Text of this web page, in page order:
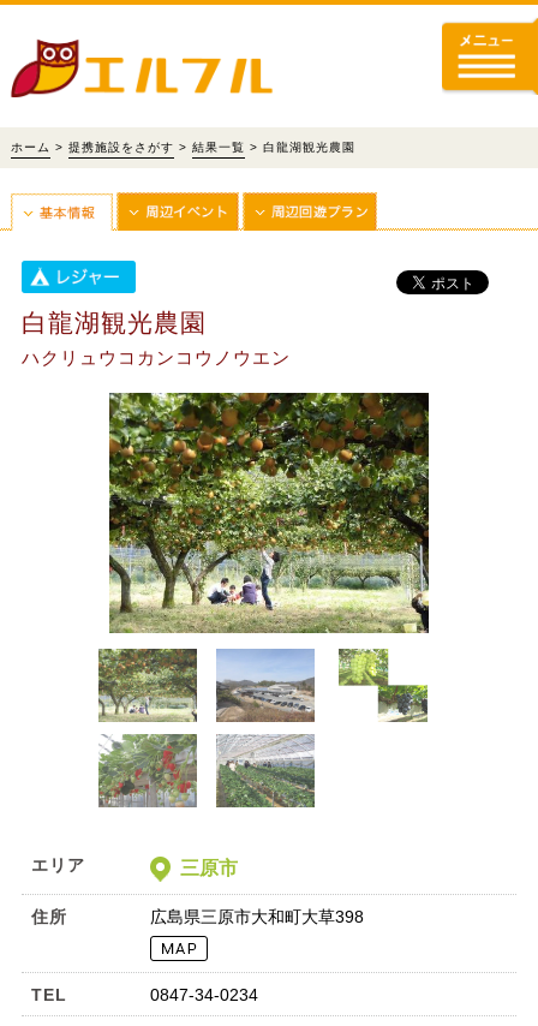
ホーム > 提携施設をさがす > 結果一覧 > 白龍湖観光農園
白龍湖観光農園
ハクリュウコカンコウノウエン
エリア 三原市
住所 広島県三原市大和町大草398
TEL 0847-34-0234